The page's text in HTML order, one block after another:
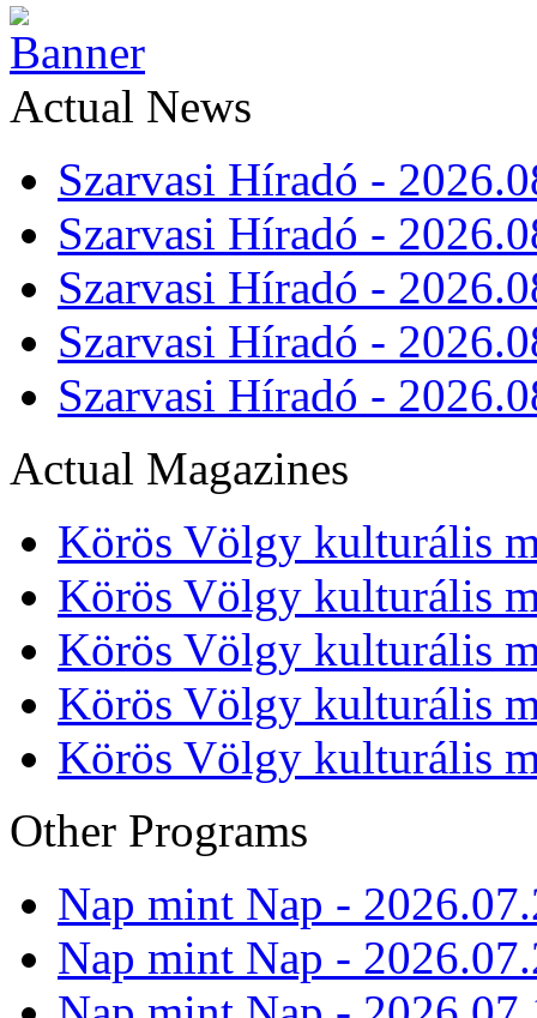
Actual News
Szarvasi Híradó -
Szarvasi Híradó -
Szarvasi Híradó -
Szarvasi Híradó -
Szarvasi Híradó -
Actual Magazines
Körös Völgy kulturális
Körös Völgy kulturális
Körös Völgy kulturális
Körös Völgy kulturális
Körös Völgy kulturális
Other Programs
Nap mint Nap -
Nap mint Nap -